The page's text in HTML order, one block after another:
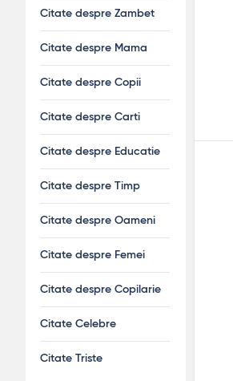
Citate despre Zambet
Citate despre Mama
Citate despre Copii
Citate despre Carti
Citate despre Educatie
Citate despre Timp
Citate despre Oameni
Citate despre Femei
Citate despre Copilarie
Citate Celebre
Citate Triste